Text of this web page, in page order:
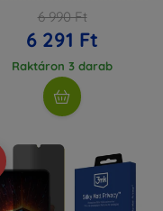
6 990 Ft
6 291 Ft
Raktáron 3 darab